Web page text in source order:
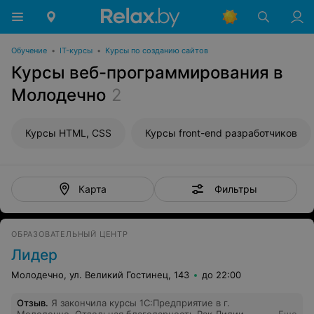
Обучение • IT-курсы • Курсы по созданию сайтов
Курсы веб-программирования в
Молодечно 2
Курсы HTML, CSS Курсы front-end разработчиков
Карта Фильтры
ОБРАЗОВАТЕЛЬНЫЙ ЦЕНТР
Лидер
Молодечно, ул. Великий Гостинец, 143 до 22:00
Отзыв. Я закончила курсы 1С:Предприятие в г.